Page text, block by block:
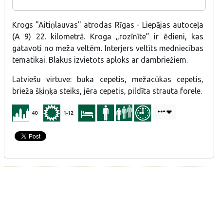
Krogs "Aitiņlauvas" atrodas Rīgas - Liepājas autoceļa
(A 9) 22. kilometrā. Kroga „rozīnīte” ir ēdieni, kas
gatavoti no meža veltēm. Interjers veltīts medniecības
tematikai. Blakus izvietots aploks ar dambriežiem.
Latviešu virtuve: buka cepetis, mežacūkas cepetis,
brieža šķiņķa steiks, jēra cepetis, pildīta strauta forele.
40 1-12